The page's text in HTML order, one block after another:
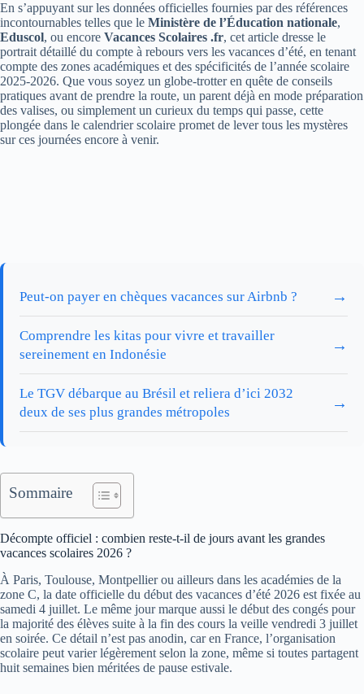
En s’appuyant sur les données officielles fournies par des références
incontournables telles que le Ministère de l’Éducation nationale,
Eduscol, ou encore Vacances Scolaires .fr, cet article dresse le
portrait détaillé du compte à rebours vers les vacances d’été, en tenant
compte des zones académiques et des spécificités de l’année scolaire
2025-2026. Que vous soyez un globe-trotter en quête de conseils
pratiques avant de prendre la route, un parent déjà en mode préparation
des valises, ou simplement un curieux du temps qui passe, cette
plongée dans le calendrier scolaire promet de lever tous les mystères
sur ces journées encore à venir.
Peut-on payer en chèques vacances sur Airbnb ? →
Comprendre les kitas pour vivre et travailler
sereinement en Indonésie
→
Le TGV débarque au Brésil et reliera d’ici 2032
deux de ses plus grandes métropoles
→
Sommaire
Décompte officiel : combien reste-t-il de jours avant les grandes
vacances scolaires 2026 ?
À Paris, Toulouse, Montpellier ou ailleurs dans les académies de la
zone C, la date officielle du début des vacances d’été 2026 est fixée au
samedi 4 juillet. Le même jour marque aussi le début des congés pour
la majorité des élèves suite à la fin des cours la veille vendredi 3 juillet
en soirée. Ce détail n’est pas anodin, car en France, l’organisation
scolaire peut varier légèrement selon la zone, même si toutes partagent
huit semaines bien méritées de pause estivale.